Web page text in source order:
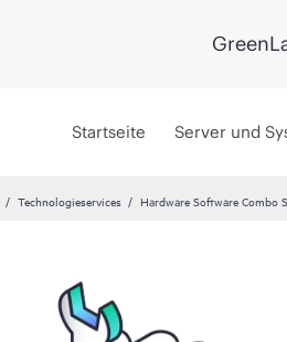
Startseite Server und
Technologieservices Hardware Software Combo